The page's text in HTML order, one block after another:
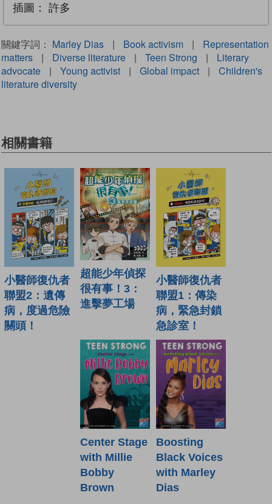
插圖：
許多
關鍵字詞： Marley Dias | Book activism |
Representation
matters
| Diverse literature | Teen Strong |
Literary
advocate
| Young activist | Global impact |
Children's
literature diversity
相關書籍
小醫師復仇者
聯盟2：遺傳
病，度過危險
關頭！
超能少年偵探
很有事！3：
進擊夢工場
小醫師復仇者
聯盟1：傳染
病，緊急封鎖
急診室！
Center Stage
with Millie
Bobby
Brown
Boosting
Black Voices
with Marley
Dias